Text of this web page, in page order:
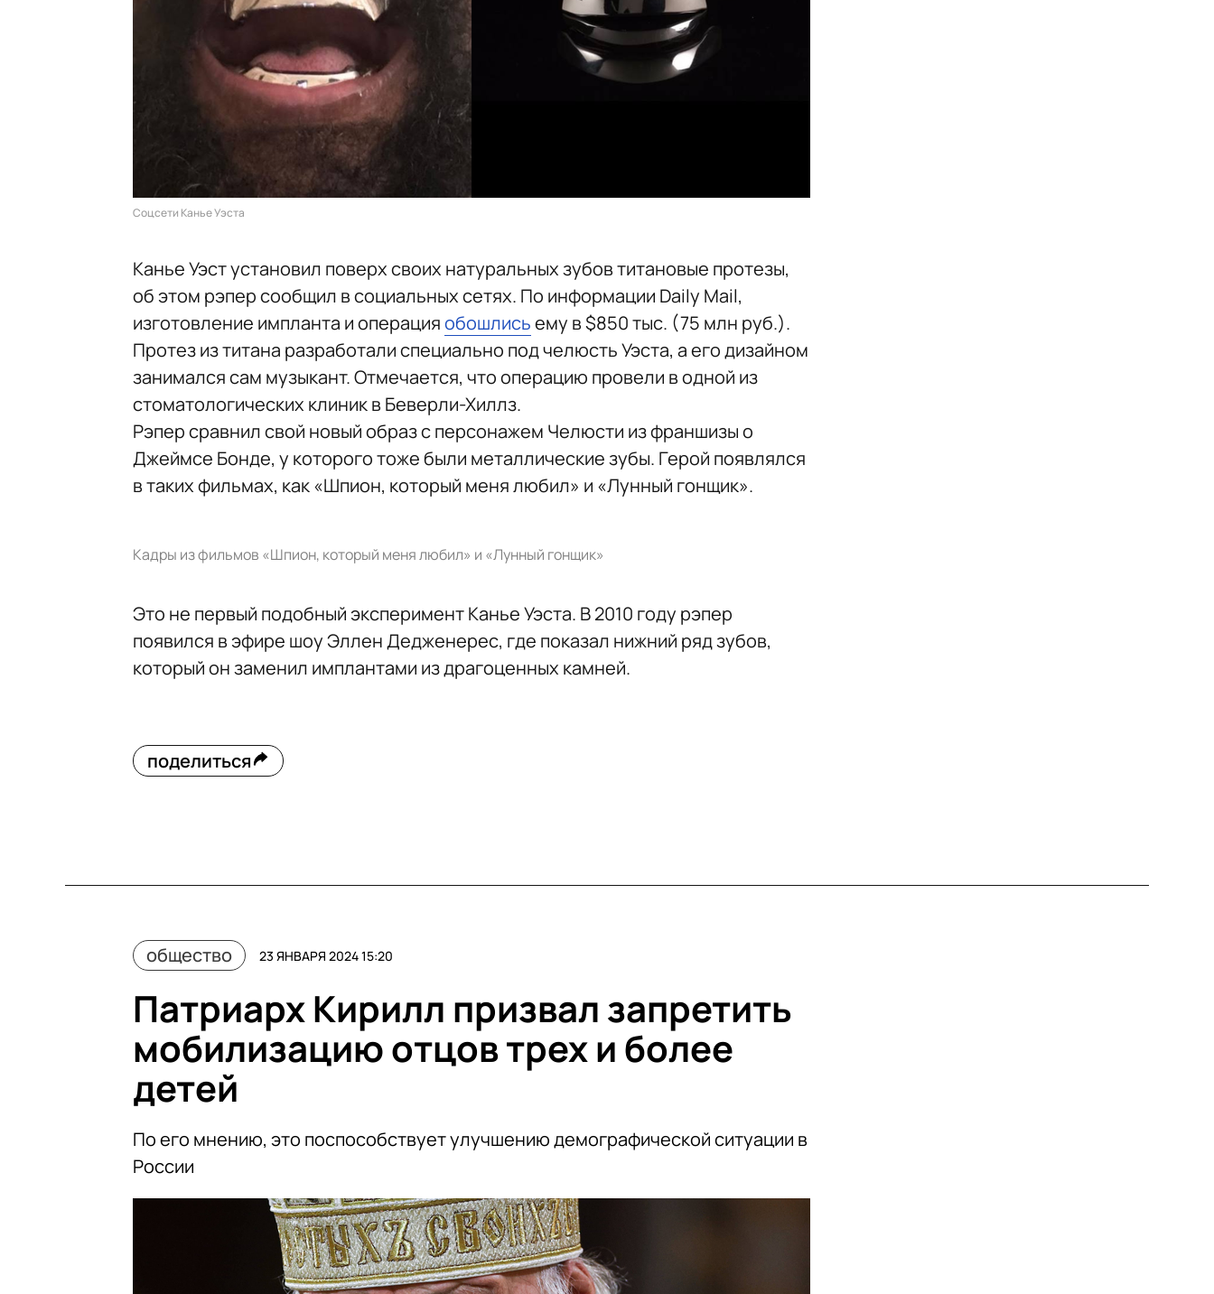
Соцсети Канье Уэста
Канье Уэст установил поверх своих натуральных зубов титановые протезы,
об этом рэпер сообщил в социальных сетях. По информации Daily Mail,
изготовление импланта и операцияобошлисьему в $850 тыс. (75 млн руб.).
Протез из титана разработали специально под челюсть Уэста, а его дизайном
занимался сам музыкант. Отмечается, что операцию провели в одной из
стоматологических клиник в Беверли-Хиллз.
Рэпер сравнил свой новый образ с персонажем Челюсти из франшизы о
Джеймсе Бонде, у которого тоже были металлические зубы. Герой появлялся
в таких фильмах, как «Шпион, который меня любил» и «Лунный гонщик».
Кадры из фильмов «Шпион, который меня любил» и «Лунный гонщик»
Это не первый подобный эксперимент Канье Уэста. В 2010 году рэпер
появился в эфире шоу Эллен Дедженерес, где показал нижний ряд зубов,
который он заменил имплантами из драгоценных камней.
поделиться
общество 23 ЯНВАРЯ 2024 15:20
Патриарх Кирилл призвал запретить
мобилизацию отцов трех и более
детей
По его мнению, это поспособствует улучшению демографической ситуации в
России